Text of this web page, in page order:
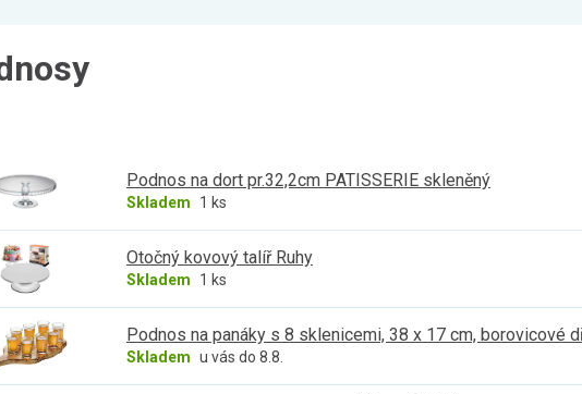
Podnos na dort pr.32,2cm PATISSERIE skleněný
Skladem 1 ks
Otočný kovový talíř Ruhy
Skladem 1 ks
Podnos na panáky s 8 sklenicemi, 38 x 17 cm, borovicové
Skladem u vás do 8.8.